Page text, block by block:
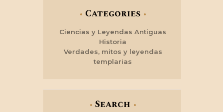
Categories
Ciencias y Leyendas Antiguas
Historia
Verdades, mitos y leyendas
templarias
Search